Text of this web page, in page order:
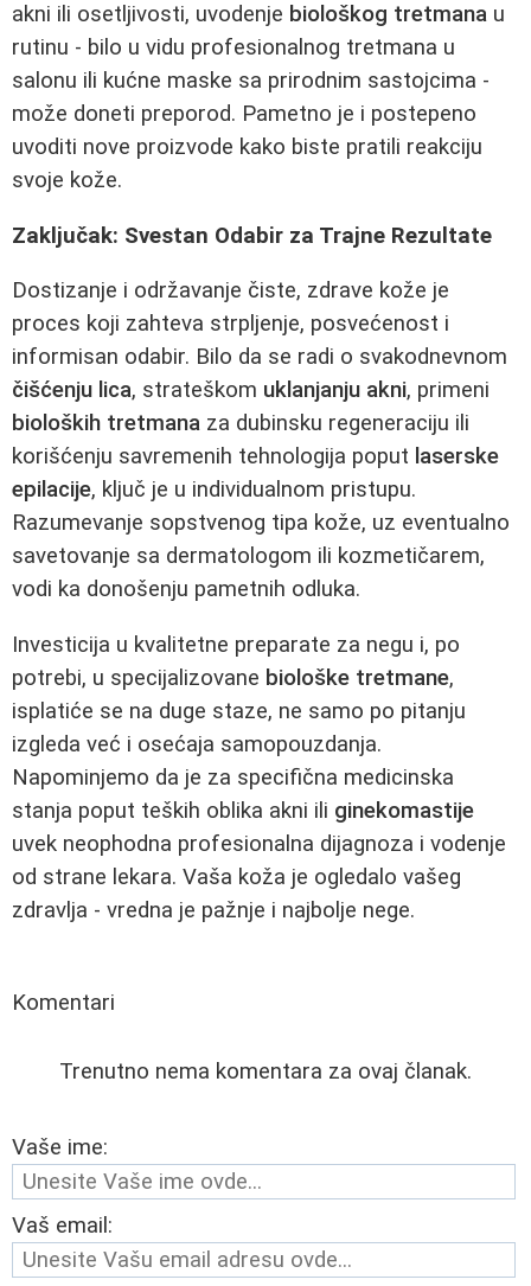
akni ili osetljivosti, uvodenje biološkog tretmana u
rutinu - bilo u vidu profesionalnog tretmana u
salonu ili kućne maske sa prirodnim sastojcima -
može doneti preporod. Pametno je i postepeno
uvoditi nove proizvode kako biste pratili reakciju
svoje kože.
Zaključak: Svestan Odabir za Trajne Rezultate
Dostizanje i održavanje čiste, zdrave kože je
proces koji zahteva strpljenje, posvećenost i
informisan odabir. Bilo da se radi o svakodnevnom
čišćenju lica, strateškom uklanjanju akni, primeni
bioloških tretmana za dubinsku regeneraciju ili
korišćenju savremenih tehnologija poput laserske
epilacije, ključ je u individualnom pristupu.
Razumevanje sopstvenog tipa kože, uz eventualno
savetovanje sa dermatologom ili kozmetičarem,
vodi ka donošenju pametnih odluka.
Investicija u kvalitetne preparate za negu i, po
potrebi, u specijalizovane biološke tretmane,
isplatiće se na duge staze, ne samo po pitanju
izgleda već i osećaja samopouzdanja.
Napominjemo da je za specifična medicinska
stanja poput teških oblika akni ili ginekomastije
uvek neophodna profesionalna dijagnoza i vodenje
od strane lekara. Vaša koža je ogledalo vašeg
zdravlja - vredna je pažnje i najbolje nege.
Komentari
Trenutno nema komentara za ovaj članak.
Vaše ime:
Vaš email: